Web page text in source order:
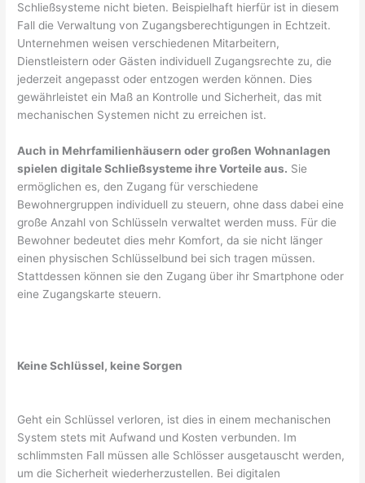
Schließsysteme nicht bieten. Beispielhaft hierfür ist in diesem
Fall die Verwaltung von Zugangsberechtigungen in Echtzeit.
Unternehmen weisen verschiedenen Mitarbeitern,
Dienstleistern oder Gästen individuell Zugangsrechte zu, die
jederzeit angepasst oder entzogen werden können. Dies
gewährleistet ein Maß an Kontrolle und Sicherheit, das mit
mechanischen Systemen nicht zu erreichen ist.
Auch in Mehrfamilienhäusern oder großen Wohnanlagen
spielen digitale Schließsysteme ihre Vorteile aus. Sie
ermöglichen es, den Zugang für verschiedene
Bewohnergruppen individuell zu steuern, ohne dass dabei eine
große Anzahl von Schlüsseln verwaltet werden muss. Für die
Bewohner bedeutet dies mehr Komfort, da sie nicht länger
einen physischen Schlüsselbund bei sich tragen müssen.
Stattdessen können sie den Zugang über ihr Smartphone oder
eine Zugangskarte steuern.
Keine Schlüssel, keine Sorgen
Geht ein Schlüssel verloren, ist dies in einem mechanischen
System stets mit Aufwand und Kosten verbunden. Im
schlimmsten Fall müssen alle Schlösser ausgetauscht werden,
um die Sicherheit wiederherzustellen. Bei digitalen